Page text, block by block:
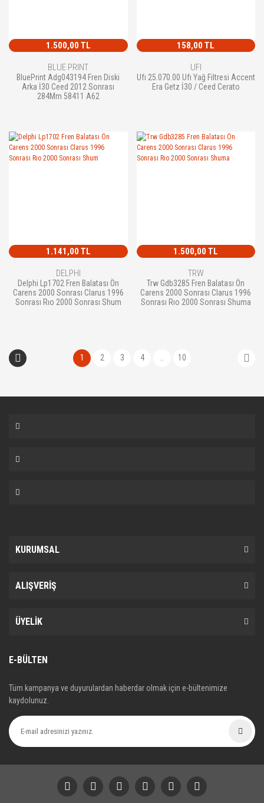
1.500,00 TL
BLUE PRINT
BluePrint Adg043194 Fren Diski
Arka İ30 Ceed 2012 Sonrası
284Mm 58411 A62
158,00 TL
UFI
Ufı 25.070.00 Ufı Yağ Filtresi Accent
Era Getz İ30 / Ceed Cerato
1.141,00 TL
DELPHI
Delphi Lp1702 Fren Balatası Ön
Carens 2000 Sonrası Clarus 1996
Sonrası Rıo 2000 Sonrası Shum
1.500,00 TL
TRW
Trw Gdb3285 Fren Balatası Ön
Carens 2000 Sonrası Clarus 1996
Sonrası Rıo 2000 Sonrası Shuma
1 2 3 4 10
KURUMSAL
ALIŞVERİŞ
ÜYELİK
E-BÜLTEN
Tüm kampanya ve duyurulardan haberdar olmak için e-bültenimize
kaydolunuz.